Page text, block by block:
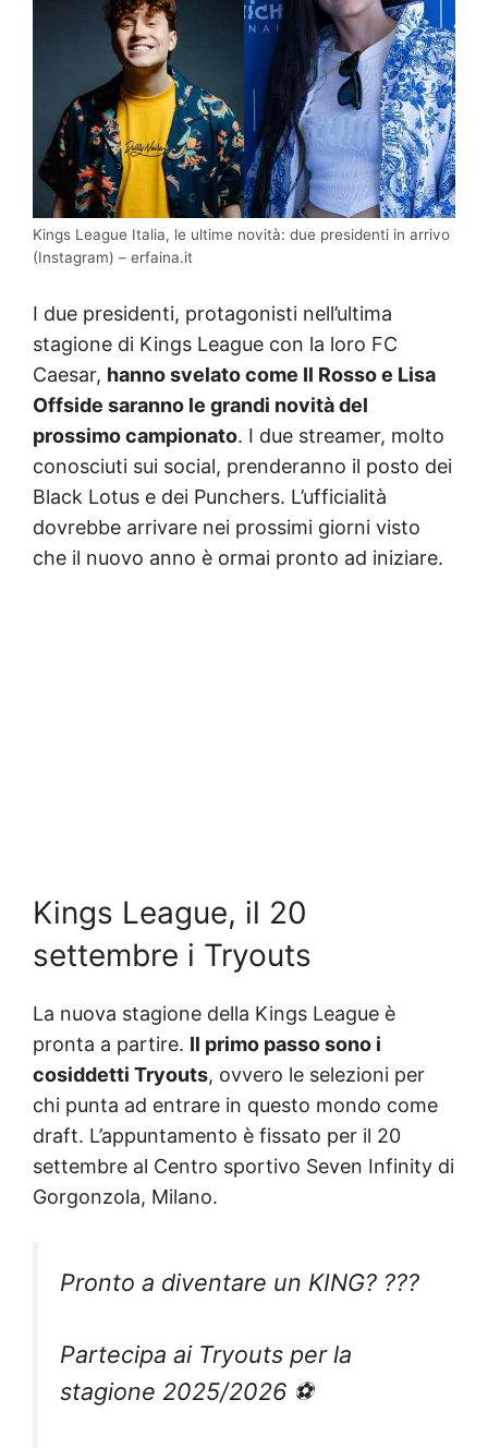
Kings League Italia, le ultime novità: due presidenti in arrivo
(Instagram) – erfaina.it
I due presidenti, protagonisti nell’ultima
stagione di Kings League con la loro FC
Caesar, hanno svelato come Il Rosso e Lisa
Offside saranno le grandi novità del
prossimo campionato. I due streamer, molto
conosciuti sui social, prenderanno il posto dei
Black Lotus e dei Punchers. L’ufficialità
dovrebbe arrivare nei prossimi giorni visto
che il nuovo anno è ormai pronto ad iniziare.
Kings League, il 20
settembre i Tryouts
La nuova stagione della Kings League è
pronta a partire. Il primo passo sono i
cosiddetti Tryouts, ovvero le selezioni per
chi punta ad entrare in questo mondo come
draft. L’appuntamento è fissato per il 20
settembre al Centro sportivo Seven Infinity di
Gorgonzola, Milano.
Pronto a diventare un KING? ???
Partecipa ai Tryouts per la
stagione 2025/2026 ⚽️